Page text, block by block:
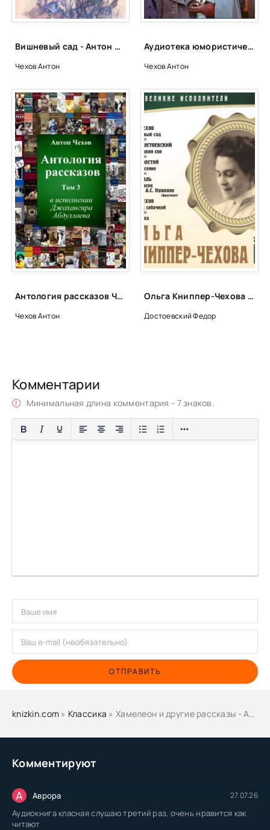
Комментируют
А Аврора 27.07.26
Аудиокнига класная слушаю третий раз, очень нравится как
читают
Вишневый сад - Антон Чехов
Чехов Антон
Аудиотека юмористических рассказов (Сборник) - Антон Чехов
Чехов Антон
Антология рассказов Чехова. Часть 3 - Антон Чехов
Чехов Антон
Ольга Книппер-Чехова - Федор Достоевский, Лев Толстой, Антон Чехов, Владимир Даль
Достоевский Федор
Комментарии
Минимальная длина комментария - 7 знаков.
ОТПРАВИТЬ
knizkin.com » Классика » Хамелеон и другие рассказы - Антон Чехов